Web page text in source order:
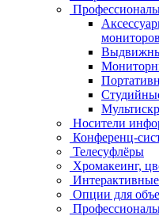
мониторов
Носители
Конференц-
Телесуфлёры
Хромакеинг,
Опции для